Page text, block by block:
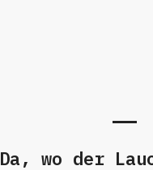
Da, wo der